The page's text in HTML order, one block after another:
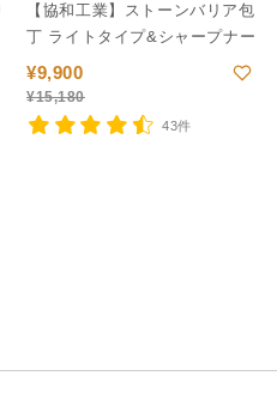
【協和工業】ストーンバリア包
丁 ライトタイプ&シャープナー
¥9,900
¥15,180
43件